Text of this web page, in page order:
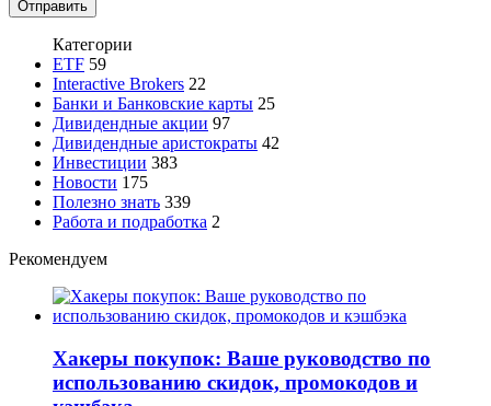
Категории
ETF 59
Interactive Brokers 22
Банки и Банковские карты 25
Дивидендные акции 97
Дивидендные аристократы 42
Инвестиции 383
Новости 175
Полезно знать 339
Работа и подработка 2
Рекомендуем
Хакеры покупок: Ваше руководство по
использованию скидок, промокодов и